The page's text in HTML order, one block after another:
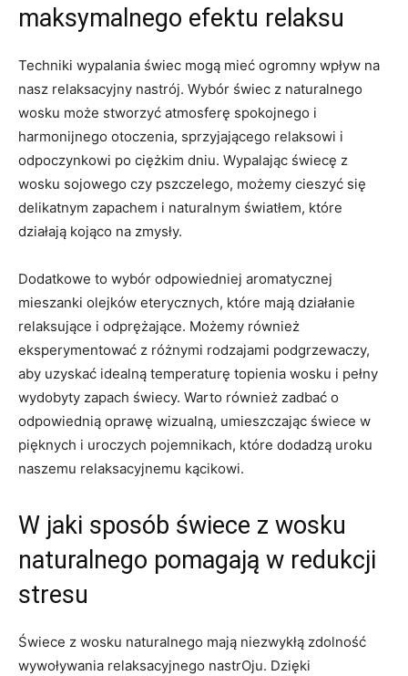
maksymalnego efektu relaksu
Techniki wypalania świec mogą mieć ogromny wpływ na
nasz ​relaksacyjny ⁢nastrój. Wybór⁢ świec z naturalnego
wosku może stworzyć atmosferę spokojnego i
harmonijnego otoczenia, sprzyjającego relaksowi⁢ i ​
odpoczynkowi po ciężkim dniu. Wypalając świecę⁤ z
wosku sojowego ⁢czy pszczelego, możemy cieszyć się
delikatnym​ zapachem⁤ i ⁢naturalnym światłem, które
‌działają⁤ kojąco na zmysły.
Dodatkowe to wybór odpowiedniej aromatycznej
mieszanki olejków eterycznych, które mają działanie
relaksujące i odprężające. Możemy również‌
eksperymentować z różnymi rodzajami⁤ podgrzewaczy,
aby uzyskać idealną temperaturę topienia wosku i pełny ​
wydobyty zapach​ świecy. Warto również zadbać o
odpowiednią oprawę wizualną, umieszczając świece⁢ w​
pięknych i uroczych pojemnikach, które dodadzą​ uroku
naszemu relaksacyjnemu kącikowi.
W jaki sposób ‌świece z wosku
naturalnego pomagają w redukcji
stresu
Świece z wosku​ naturalnego mają niezwykłą‌ zdolność
wywoływania relaksacyjnego‍ nastrOju. Dzięki